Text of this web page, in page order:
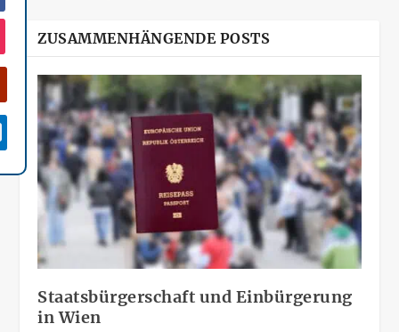
ZUSAMMENHÄNGENDE POSTS
Staatsbürgerschaft und Einbürgerung
in Wien